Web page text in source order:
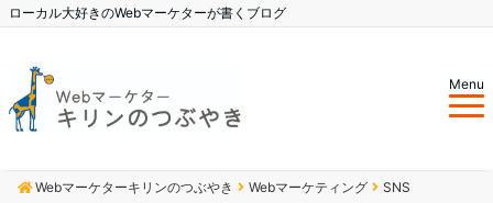
ローカル大好きのWebマーケターが書くブログ
Menu
Webマーケターキリンのつぶやき Webマーケティング SNS